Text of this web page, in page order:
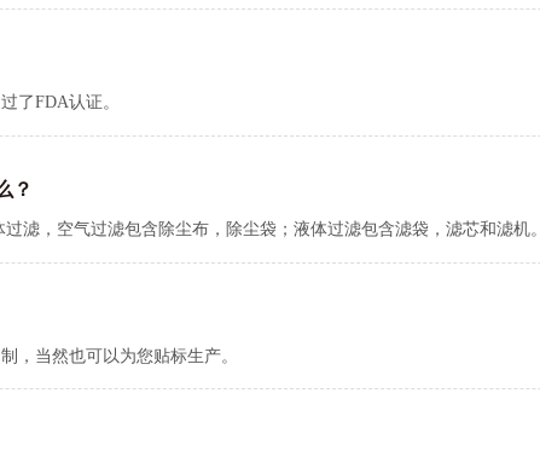
了FDA认证。
？
滤，空气过滤包含除尘布，除尘袋；液体过滤包含滤袋，滤芯和滤机。
，当然也可以为您贴标生产。